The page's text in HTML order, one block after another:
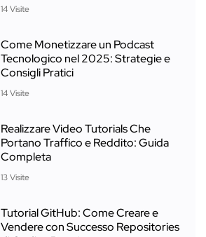
14 Visite
Come Monetizzare un Podcast
Tecnologico nel 2025: Strategie e
Consigli Pratici
14 Visite
Realizzare Video Tutorials Che
Portano Traffico e Reddito: Guida
Completa
13 Visite
Tutorial GitHub: Come Creare e
Vendere con Successo Repositories